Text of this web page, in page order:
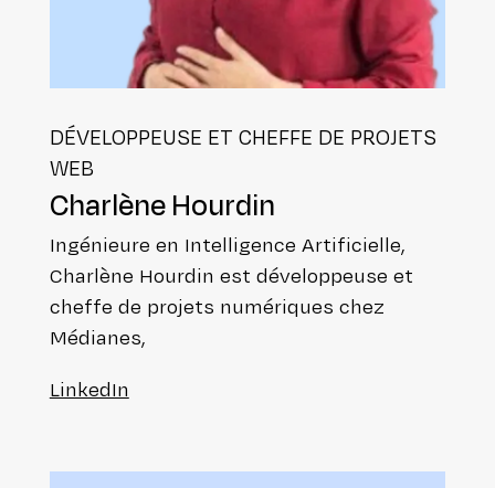
DÉVE­LOP­PEUSE ET CHEFFE DE PROJETS
WEB
Charlène Hourdin
Ingé­nieure en Intel­li­gence Arti­fi­cielle,
Charlène Hourdin est déve­lop­peuse et
cheffe de projets numé­riques chez
Médianes,
LinkedIn